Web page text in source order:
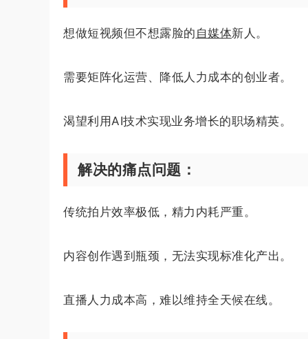
想做短视频但不想露脸的 自媒体新人。
需要矩阵化运营、降低人力成本的创业者。
渴望利用AI技术实现业务增长的职场精英。
解决的痛点问题：
传统拍片效率极低，精力内耗严重。
内容创作遇到瓶颈，无法实现标准化产出。
直播人力成本高，难以维持全天候在线。